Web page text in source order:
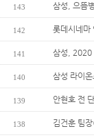
143 삼성, 으뜸
142 롯데시네마
141 삼성, 2020
140 삼성 라이
139 안현호 전
138 김건훈 팀